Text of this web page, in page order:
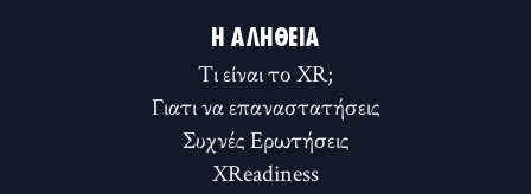
Η ΑΛΉΘΕΙΑ
Τι είναι το XR;
Γιατι να επαναστατήσεις
Συχνές Ερωτήσεις
XReadiness